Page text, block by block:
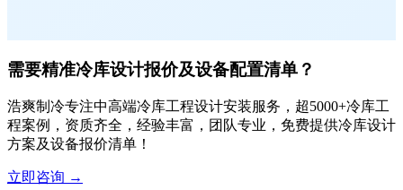
需要精准冷库设计报价及设备配置清单？
浩爽制冷专注中高端冷库工程设计安装服务，超5000+冷库工
程案例，资质齐全，经验丰富，团队专业，免费提供冷库设计
方案及设备报价清单！
立即咨询 →